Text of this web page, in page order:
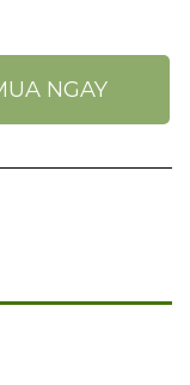
Bằng Nhựa PVC
NGAY